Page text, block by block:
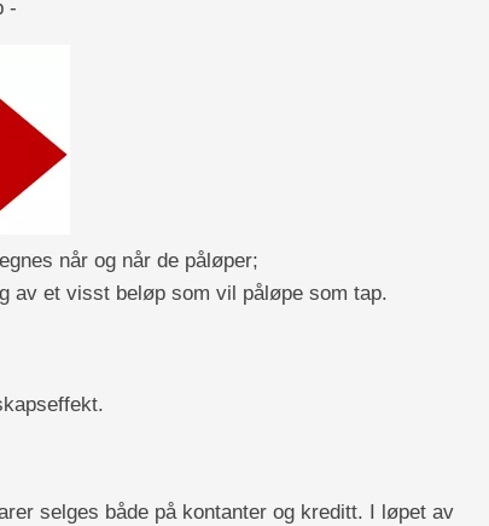
-
når og når de påløper;
av et visst beløp som vil påløpe som tap.
selges både på kontanter og kreditt. I løpet av